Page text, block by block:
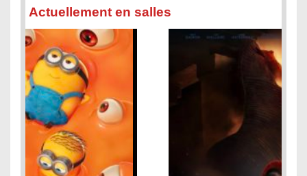
Actuellement en salles